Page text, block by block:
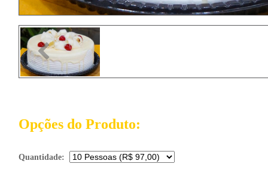
Previous
Opções do Produto:
Quantidade: